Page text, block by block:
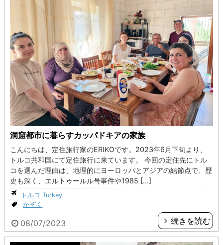
洞窟都市に暮らすカッパドキアの家族
こんにちは、定住旅行家のERIKOです。2023年6月下旬より、
トルコ共和国にて定住旅行に来ています。 今回の定住先にトル
コを選んだ理由は、地理的にヨーロッパとアジアの結節点で、歴
史も深く、エルトゥールル号事件や1985 […]
トルコ Turkey
かぞく
08/07/2023 続きを読む